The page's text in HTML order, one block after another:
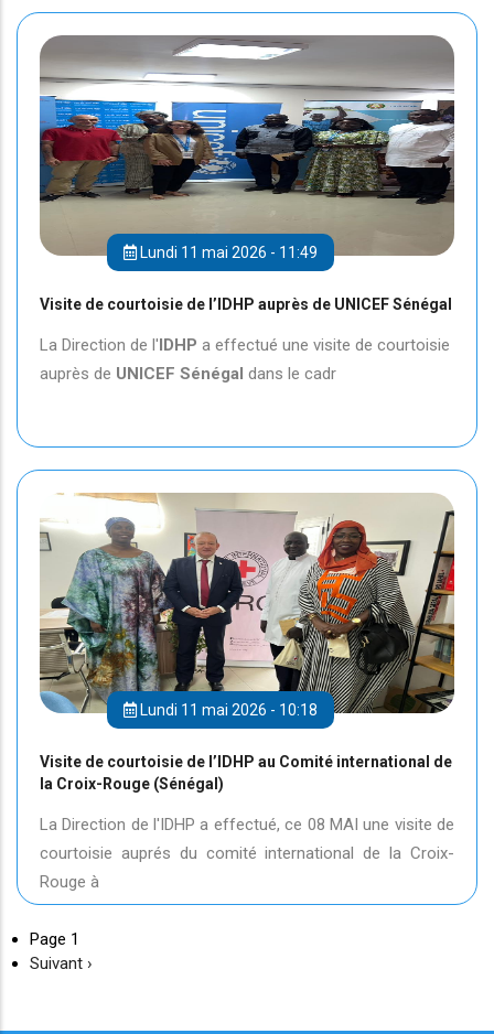
Lundi 11 mai 2026 - 11:49
Visite de courtoisie de l’IDHP auprès de UNICEF Sénégal
La Direction de l'IDHP a effectué une visite de courtoisie
auprès de UNICEF Sénégal dans le cadr
Lundi 11 mai 2026 - 10:18
Visite de courtoisie de l’IDHP au Comité international de
la Croix-Rouge (Sénégal)
La Direction de l'IDHP a effectué, ce 08 MAI une visite de
courtoisie auprés du comité international de la Croix-
Rouge à
Page 1
Page
Suivant ›